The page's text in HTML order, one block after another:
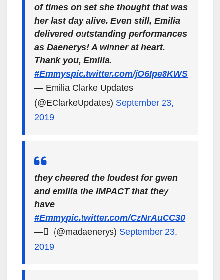
of times on set she thought that was
her last day alive. Even still, Emilia
delivered outstanding performances
as Daenerys! A winner at heart.
Thank you, Emilia.
#Emmyspic.twitter.com/jO6Ipe8KWS
— Emilia Clarke Updates
(@EClarkeUpdates) September 23,
2019
they cheered the loudest for gwen
and emilia the IMPACT that they
have
#Emmypic.twitter.com/CzNrAuCC30
— ً (@madaenerys) September 23,
2019